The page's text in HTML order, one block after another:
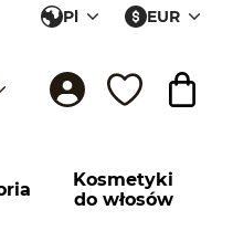
Pl EUR
Kosmetyki
do włosów